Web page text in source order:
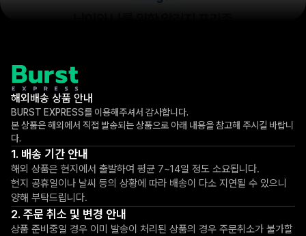
해외배송 상품 안내
BURST EXPRESS를 이용해주셔서 감사합니다.
본 상품은 해외에서 직접 발송되는 상품으로 아래 내용을 참고해 주시길 바랍니
다.
배송 기간 안내
해외 상품은 현지에서 출발하여 평균 7~14일 정도 소요됩니다.
현지 공휴일이나 날씨 등의 상황에 따라 배송이 다소 지연될 수 있으니
양해 부탁드립니다.
주문 취소 및 변경 안내
상품 준비중일 경우 이미 발송이 처리된 상품의 경우 주문취소가 불가할